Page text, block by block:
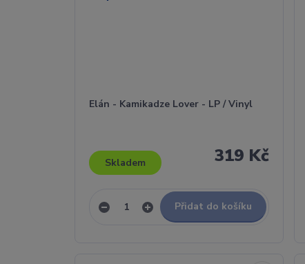
Elán - Kamikadze Lover - LP / Vinyl
319 Kč
Skladem
Přidat do košíku